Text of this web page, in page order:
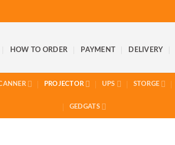
HOW TO ORDER PAYMENT DELIVERY
PROJECTOR UPS STORGE
GEDGATS